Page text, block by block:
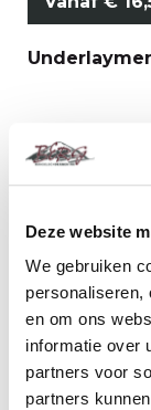
Deze website
We gebruiken
personaliseren,
en om ons
informatie over
partners voor
partners
€ 55,00 p/p